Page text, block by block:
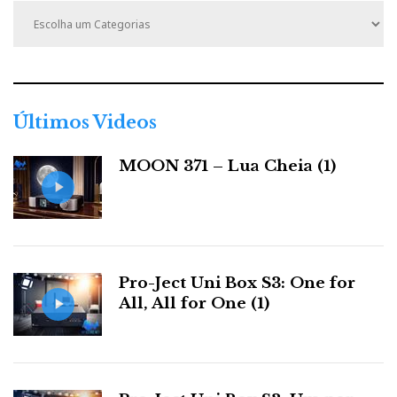
reportagens exclusivas por fabricante – a
MBL 101 Xtrem MkII
r
s
Últimos Videos
MOON 371 – Lua Cheia (1)
Pro-Ject Uni Box S3: One for
All, All for One (1)